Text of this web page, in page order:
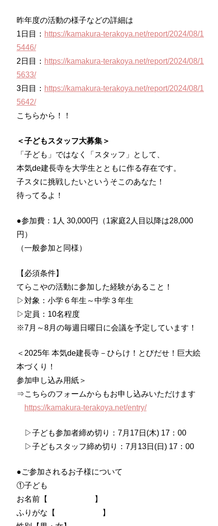
昨年度の活動の様子などの詳細は
1日目： https://kamakura-terakoya.net/report/2024/08/1
5446/
2日目： https://kamakura-terakoya.net/report/2024/08/1
5633/
3日目： https://kamakura-terakoya.net/report/2024/08/1
5642/
こちらから！！
＜子どもスタッフ大募集＞
「子ども」ではなく「スタッフ」として、
本気de建長寺を大学生とともに作る存在です。
子スタに挑戦したいというそこのあなた！
待ってるよ！
●参加費：1人 30,000円（1家庭2人目以降は28,000
円）
（一般参加と同様）
【必須条件】
てらこやの活動に参加した経験があること！
▷対象：小学６年生～中学３年生
▷定員：10名程度
※7月～8月の毎週日曜日に会議を予定しています！
＜2025年 本気de建長寺－ひらけ！とびだせ！巨大絵
本づくり！
参加申し込み用紙＞
⇒こちらのフォームからもお申し込みいただけます
https://kamakura-terakoya.net/entry/
▷子ども参加者締め切り：7月17日(木) 17：00
▷子どもスタッフ締め切り：7月13日(日) 17：00
●ご参加されるお子様について
①子ども
お名前【 】
ふりがな【 】